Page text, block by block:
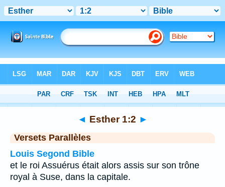
Chapitre 1> Verset 2
◄ Esther 1:2 ►
Versets Parallèles
Louis Segond Bible
et le roi Assuérus était alors assis sur son trône
royal à Suse, dans la capitale.